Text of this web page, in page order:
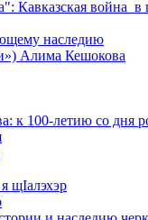
Кавказская
наследию
Алима Кешокова
к 100-летию со дня
щIалэхэр